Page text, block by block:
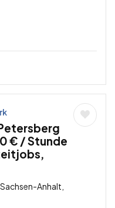
€ / Stunde
Anhalt,